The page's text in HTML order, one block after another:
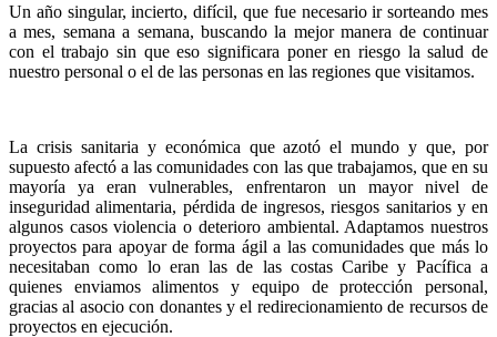
Un año singular, incierto, difícil, que fue necesario ir sorteando mes
a mes, semana a semana, buscando la mejor manera de continuar
con el trabajo sin que eso significara poner en riesgo la salud de
nuestro personal o el de las personas en las regiones que visitamos.
La crisis sanitaria y económica que azotó el mundo y que, por
supuesto afectó a las comunidades con las que trabajamos, que en su
mayoría ya eran vulnerables, enfrentaron un mayor nivel de
inseguridad alimentaria, pérdida de ingresos, riesgos sanitarios y en
algunos casos violencia o deterioro ambiental. Adaptamos nuestros
proyectos para apoyar de forma ágil a las comunidades que más lo
necesitaban como lo eran las de las costas Caribe y Pacífica a
quienes enviamos alimentos y equipo de protección personal,
gracias al asocio con donantes y el redirecionamiento de recursos de
proyectos en ejecución.